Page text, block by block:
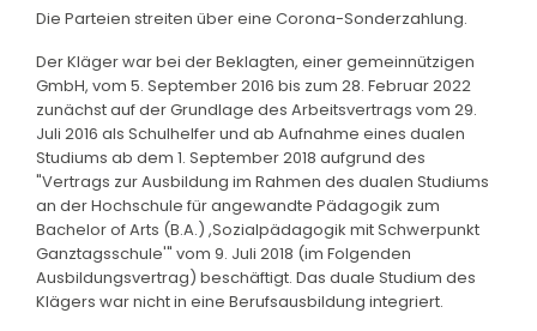
Die Parteien streiten über eine Corona-Sonderzahlung.
Der Kläger war bei der Beklagten, einer gemeinnützigen
GmbH, vom 5. September 2016 bis zum 28. Februar 2022
zunächst auf der Grundlage des Arbeitsvertrags vom 29.
Juli 2016 als Schulhelfer und ab Aufnahme eines dualen
Studiums ab dem 1. September 2018 aufgrund des
"Vertrags zur Ausbildung im Rahmen des dualen Studiums
an der Hochschule für angewandte Pädagogik zum
Bachelor of Arts (B.A.) ,Sozialpädagogik mit Schwerpunkt
Ganztagsschule'" vom 9. Juli 2018 (im Folgenden
Ausbildungsvertrag) beschäftigt. Das duale Studium des
Klägers war nicht in eine Berufsausbildung integriert.